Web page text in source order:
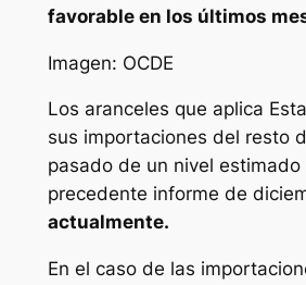
favorable en los últimos
Imagen: OCDE
Los aranceles que aplica
sus importaciones del resto
pasado de un nivel estimado
precedente informe de
actualmente.
En el caso de las